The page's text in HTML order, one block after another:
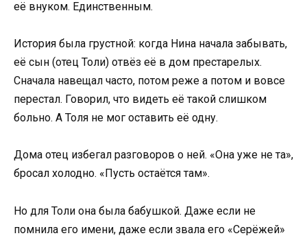
её внуком. Единственным.
История была грустной: когда Нина начала забывать,
её сын (отец Толи) отвёз её в дом престарелых.
Сначала навещал часто, потом реже а потом и вовсе
перестал. Говорил, что видеть её такой слишком
больно. А Толя не мог оставить её одну.
Дома отец избегал разговоров о ней. «Она уже не та»,
бросал холодно. «Пусть остаётся там».
Но для Толи она была бабушкой. Даже если не
помнила его имени, даже если звала его «Серёжей»